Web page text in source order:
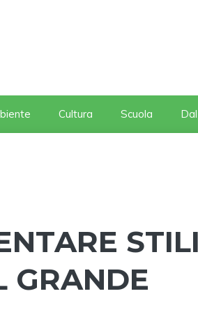
Cultura Scuola
GRANDE